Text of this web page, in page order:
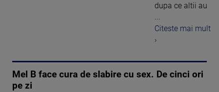
dupa ce altii au
Citeste mai mult
›
Mel B face cura de slabire cu sex. De cinci ori
pe zi